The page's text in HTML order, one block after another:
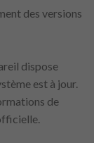
des versions
dispose
est à jour.
de